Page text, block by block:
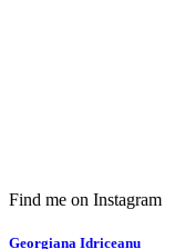
Find me on Instagram
Georgiana Idriceanu